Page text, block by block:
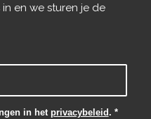
en we sturen je de
in het privacybeleid. *